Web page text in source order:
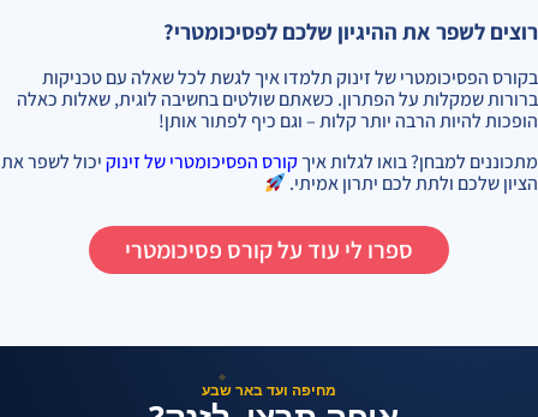
רוצים לשפר את ההיגיון שלכם לפסיכומטרי?
בקורס הפסיכומטרי של זינוק תלמדו איך לגשת לכל שאלה עם טכניקות
ברורות שמקלות על הפתרון. כשאתם שולטים בחשיבה לוגית, שאלות כאלה
הופכות להיות הרבה יותר קלות – וגם כיף לפתור אותן!
מתכוננים למבחן? בואו לגלות איךקורס הפסיכומטרי של זינוקיכול לשפר את
הציון שלכם ולתת לכם יתרון אמיתי.
ספרו לי עוד על קורס פסיכומטרי
✦
מחיפה ועד באר שבע